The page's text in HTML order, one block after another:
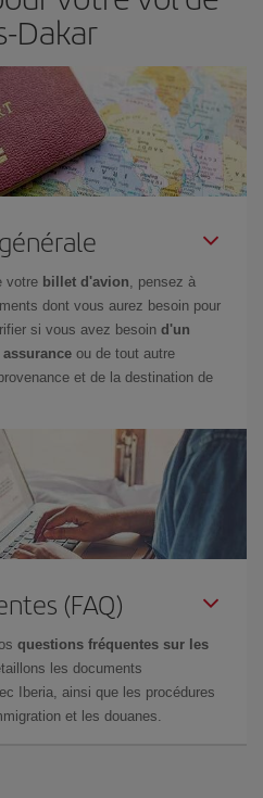
Dakar
votre billet d'avion, pensez à
dont vous aurez besoin pour
si vous avez besoin d'un
ou de tout autre
et de la destination de
(FAQ)
questions fréquentes sur les
les documents
Iberia, ainsi que les procédures
et les douanes.